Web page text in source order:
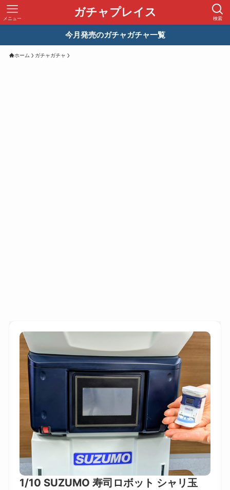
ガチャプレイス 検索
メニュー
今月発売のガチャガチャ一覧
ホーム ガチャガチャ
1/10 SUZUMO 寿司ロボット シャリ玉